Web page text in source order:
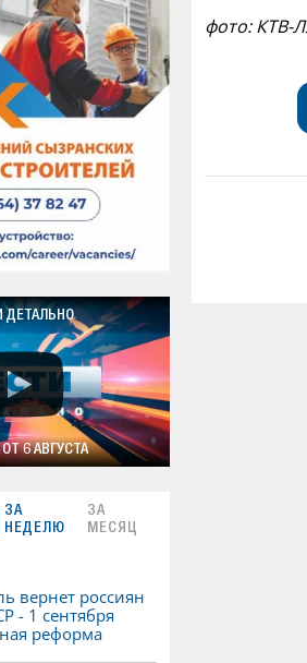
ДЕТАЛЬНО
6 АВГУСТА
ЗА
НЕДЕЛЮ
ЗА
МЕСЯЦ
вернет россиян
- 1 сентября
реформа
фото: КТВ-